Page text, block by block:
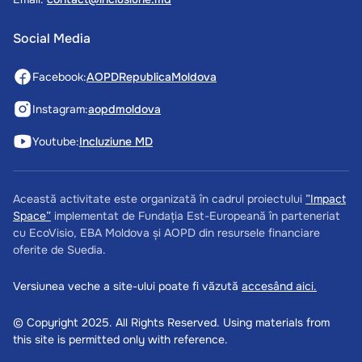
Social Media
Facebook:AOPDRepublicaMoldova
Instagram:aopdmoldova
Youtube:Incluziune MD
Această activitate este organizată în cadrul proiectului ”Impact
Space” implementat de Fundația Est-Europeană în parteneriat
cu EcoVisio, EBA Moldova și AOPD din resursele financiare
oferite de Suedia.
Versiunea veche a site-ului poate fi văzută accesând aici.
© Copyright 2025. All Rights Reserved. Using materials from
this site is permitted only with reference.